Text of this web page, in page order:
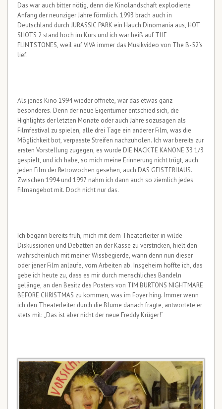
Das war auch bitter nötig, denn die Kinolandschaft explodierte
Anfang der neunziger Jahre förmlich. 1993 brach auch in
Deutschland durch JURASSIC PARK ein Hauch Dinomania aus, HOT
SHOTS 2 stand hoch im Kurs und ich war heiß auf THE
FLINTSTONES, weil auf VIVA immer das Musikvideo von The B-52’s
lief.
Als jenes Kino 1994 wieder öffnete, war das etwas ganz
besonderes. Denn der neue Eigentümer entschied sich, die
Highlights der letzten Monate oder auch Jahre sozusagen als
Filmfestival zu spielen, alle drei Tage ein anderer Film, was die
Möglichkeit bot, verpasste Streifen nachzuholen. Ich war bereits zur
ersten Vorstellung zugegen, es wurde DIE NACKTE KANONE 33 1/3
gespielt, und ich habe, so mich meine Erinnerung nicht trügt, auch
jeden Film der Retrowochen gesehen, auch DAS GEISTERHAUS.
Zwischen 1994 und 1997 nahm ich dann auch so ziemlich jedes
Filmangebot mit. Doch nicht nur das.
Ich begann bereits früh, mich mit dem Theaterleiter in wilde
Diskussionen und Debatten an der Kasse zu verstricken, hielt den
wahrscheinlich mit meiner Wissbegierde, wann denn nun dieser
oder jener Film anlaufe, vom Arbeiten ab. Insgeheim hoffte ich, das
gebe ich heute zu, dass es mir durch menschliches Bandeln
gelänge, an den Besitz des Posters von TIM BURTONS NIGHTMARE
BEFORE CHRISTMAS zu kommen, was im Foyer hing. Immer wenn
ich den Theaterleiter durch die Blume danach fragte, antwortete er
stets mit: „Das ist aber nicht der neue Freddy Krüger!“